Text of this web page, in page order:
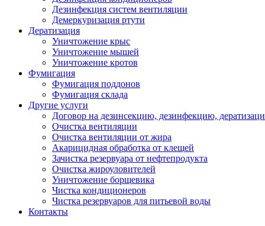
Дезинфекция систем вентиляции
Демеркуризация ртути
Дератизация
Уничтожение крыс
Уничтожение мышей
Уничтожение кротов
Фумигация
Фумигация поддонов
Фумигация склада
Другие услуги
Договор на дезинсекцию, дезинфекцию,
Очистка вентиляции
Очистка вентиляции от жира
Акарицидная обработка от клещей
Зачистка резервуара от нефтепродукта
Очистка жироуловителей
Уничтожение борщевика
Чистка кондиционеров
Чистка резервуаров для питьевой воды
Контакты